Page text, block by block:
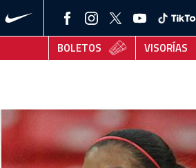
BOLETOS VISORÍAS